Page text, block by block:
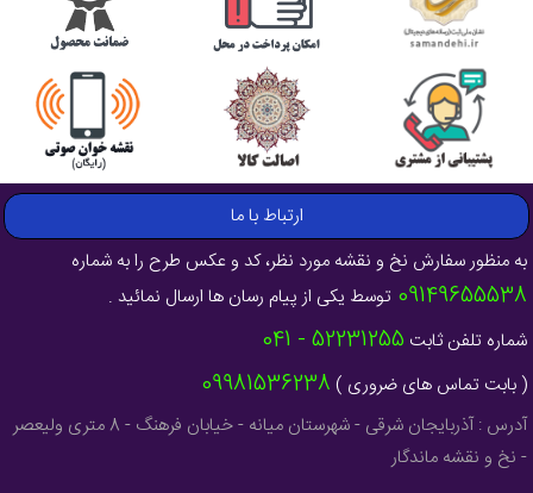
ارتباط با ما
به منظور سفارش نخ و نقشه مورد نظر، کد و عکس طرح را به شماره
09149655538 توسط یکی از پیام رسان ها ارسال نمائید .
شماره تلفن ثابت 52231255 - 041
( بابت تماس های ضروری ) 09981536238
آدرس : آذربایجان شرقی - شهرستان میانه - خیابان فرهنگ - 8 متری ولیعصر
- نخ و نقشه ماندگار